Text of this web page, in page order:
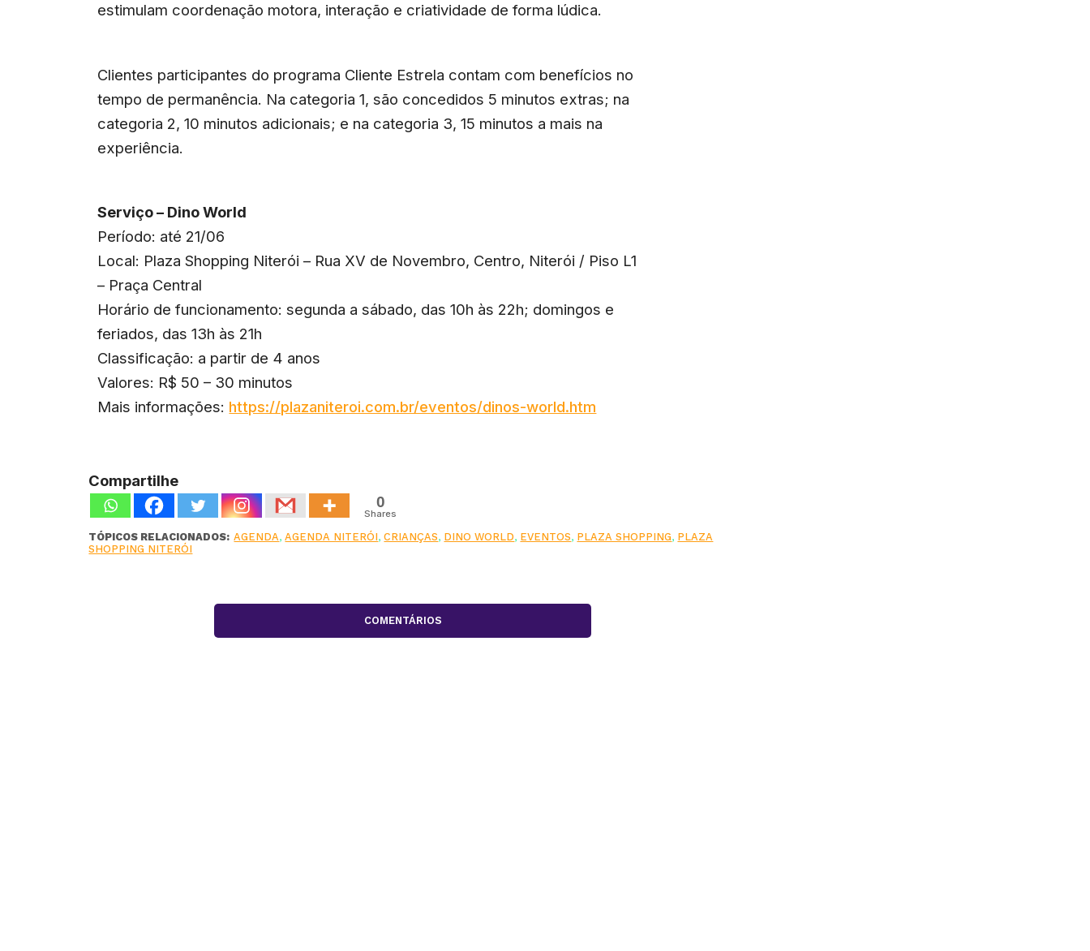
estimulam coordenação motora, interação e criatividade de forma lúdica.
Clientes participantes do programa Cliente Estrela contam com benefícios no
tempo de permanência. Na categoria 1, são concedidos 5 minutos extras; na
categoria 2, 10 minutos adicionais; e na categoria 3, 15 minutos a mais na
experiência.
Serviço – Dino World
Período: até 21/06
Local: Plaza Shopping Niterói – Rua XV de Novembro, Centro, Niterói / Piso L1
– Praça Central
Horário de funcionamento: segunda a sábado, das 10h às 22h; domingos e
feriados, das 13h às 21h
Classificação: a partir de 4 anos
Valores: R$ 50 – 30 minutos
Mais informações: https://plazaniteroi.com.br/eventos/dinos-world.htm
Compartilhe
0
Shares
TÓPICOS RELACIONADOS: AGENDA,AGENDA NITERÓI,CRIANÇAS, DINO WORLD, EVENTOS, PLAZA SHOPPING, PLAZA
SHOPPING NITERÓI
COMENTÁRIOS